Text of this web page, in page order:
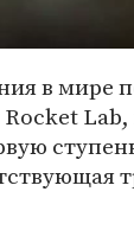
в мире